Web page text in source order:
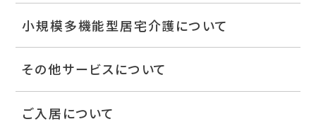
小規模多機能型居宅介護について
その他サービスについて
ご入居について